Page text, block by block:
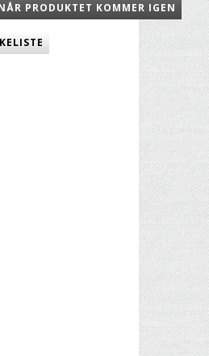
PRODUKTET KOMMER IGEN